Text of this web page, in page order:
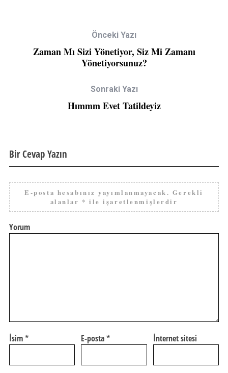
Önceki Yazı
Zaman Mı Sizi Yönetiyor, Siz Mi Zamanı
Yönetiyorsunuz?
Sonraki Yazı
Hımmm Evet Tatildeyiz
Bir Cevap Yazın
E-posta hesabınız yayımlanmayacak. Gerekli
alanlar * ile işaretlenmişlerdir
Yorum
İsim* E-posta* İnternet sitesi